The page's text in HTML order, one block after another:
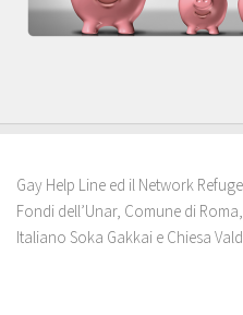
Gay Help Line ed il Network
Fondi dell’Unar, Comune di
Italiano Soka Gakkai e Chiesa